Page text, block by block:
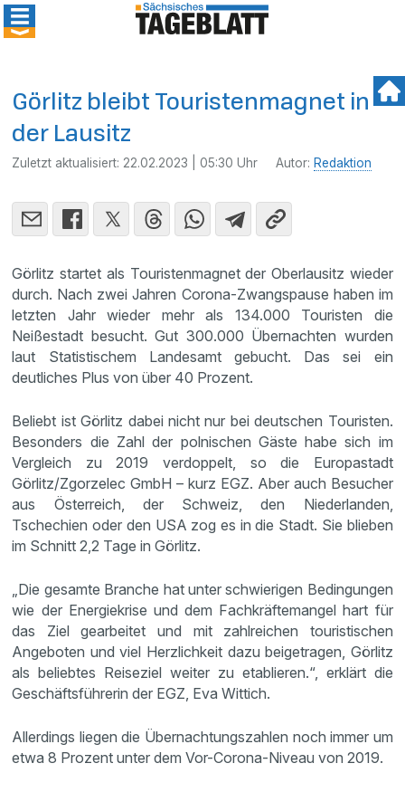
Görlitz bleibt Touristenmagnet in
der Lausitz
Zuletzt aktualisiert: 22.02.2023 | 05:30 Uhr Autor: Redaktion
Görlitz startet als Touristenmagnet der Oberlausitz wieder
durch. Nach zwei Jahren Corona-Zwangspause haben im
letzten Jahr wieder mehr als 134.000 Touristen die
Neißestadt besucht. Gut 300.000 Übernachten wurden
laut Statistischem Landesamt gebucht. Das sei ein
deutliches Plus von über 40 Prozent.
Beliebt ist Görlitz dabei nicht nur bei deutschen Touristen.
Besonders die Zahl der polnischen Gäste habe sich im
Vergleich zu 2019 verdoppelt, so die Europastadt
Görlitz/Zgorzelec GmbH – kurz EGZ. Aber auch Besucher
aus Österreich, der Schweiz, den Niederlanden,
Tschechien oder den USA zog es in die Stadt. Sie blieben
im Schnitt 2,2 Tage in Görlitz.
„Die gesamte Branche hat unter schwierigen Bedingungen
wie der Energiekrise und dem Fachkräftemangel hart für
das Ziel gearbeitet und mit zahlreichen touristischen
Angeboten und viel Herzlichkeit dazu beigetragen, Görlitz
als beliebtes Reiseziel weiter zu etablieren.“, erklärt die
Geschäftsführerin der EGZ, Eva Wittich.
Allerdings liegen die Übernachtungszahlen noch immer um
etwa 8 Prozent unter dem Vor-Corona-Niveau von 2019.